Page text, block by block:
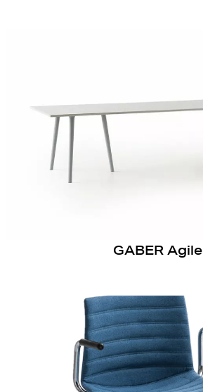
GABER Agile